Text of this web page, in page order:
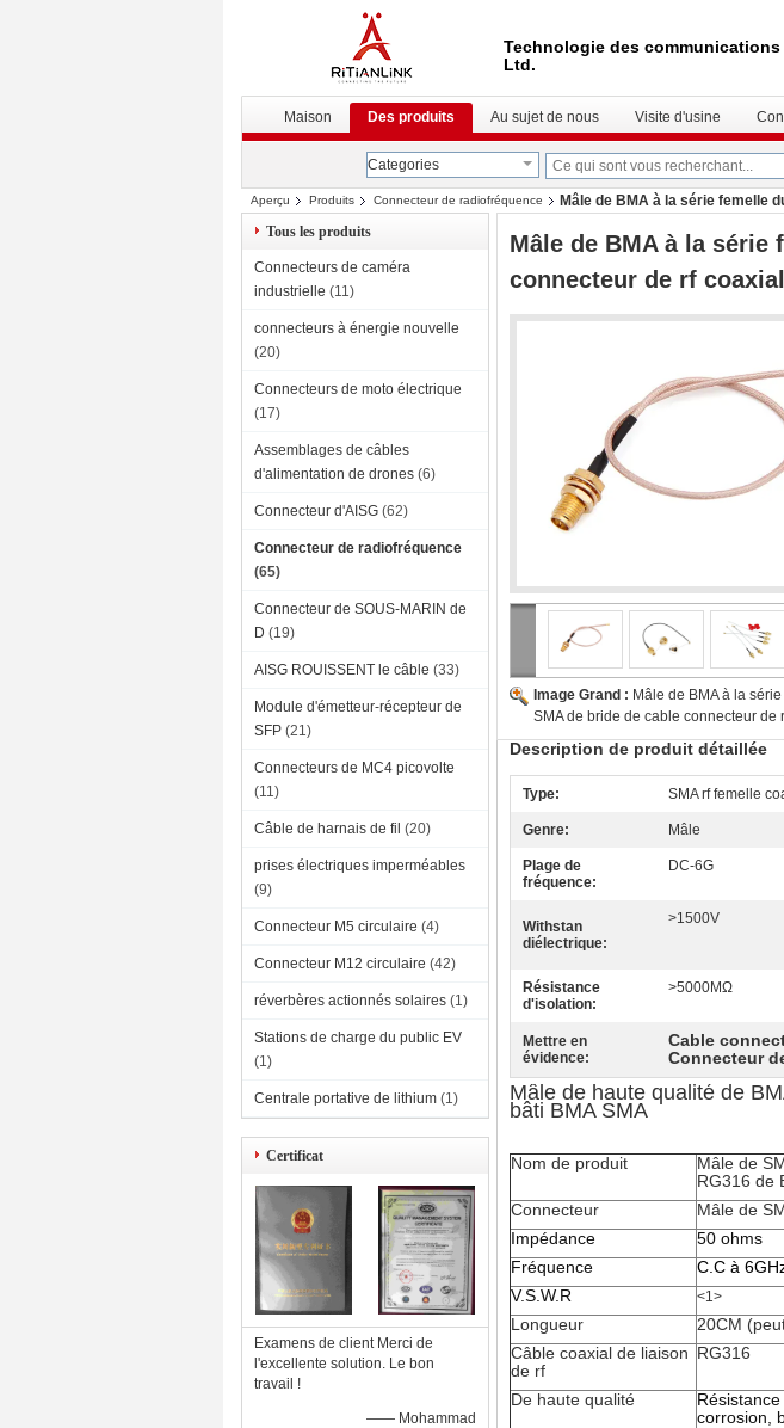
Technologie des
Ltd.
Maison Des produits Au sujet de nous Visite d'usine
Categories
Aperçu Produits Connecteur de radiofréquence
Mâle de BMA à la série femelle
Tous les produits
Connecteurs de caméra
industrielle (11)
connecteurs à énergie nouvelle
(20)
Connecteurs de moto électrique
(17)
Assemblages de câbles
d'alimentation de drones (6)
Connecteur d'AISG (62)
Connecteur de radiofréquence
(65)
Connecteur de SOUS-MARIN de
D (19)
AISG ROUISSENT le câble (33)
Module d'émetteur-récepteur de
SFP (21)
Connecteurs de MC4 picovolte
(11)
Câble de harnais de fil (20)
prises électriques imperméables
(9)
Connecteur M5 circulaire (4)
Connecteur M12 circulaire (42)
réverbères actionnés solaires (1)
Stations de charge du public EV
(1)
Centrale portative de lithium (1)
Certificat
Examens de client Merci de
l'excellente solution. Le bon
travail !
—— Mohammad
Mâle de BMA à la série
connecteur de rf
Image Grand : Mâle de BMA à la
SMA de bride de cable connecteur de
Description de produit détaillée
Type: SMA rf femelle
Genre: Mâle
Plage de
fréquence:
DC-6G
Withstan
diélectrique:
>1500V
Résistance
d'isolation:
>5000MΩ
Mettre en
évidence:
Cable
Connecteur
Mâle de haute qualité de
bâti BMA SMA
Nom de produit
Mâle de
RG316 de
Connecteur
Mâle de
Impédance
50 ohms
Fréquence
C.C à
V.S.W.R
<1>
Longueur
20CM
Câble coaxial de liaison
de rf
RG316
De haute qualité
corrosion,